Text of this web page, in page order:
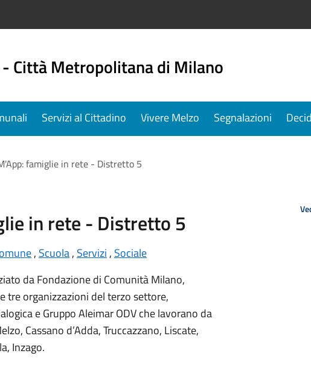
Città Metropolitana di Milano
Servizi al Cittadino Vivere Melzo Segnalazioni
famiglie in rete - Distretto 5
in rete - Distretto 5
, Scuola, Servizi , Sociale
da Fondazione di Comunità Milano,
tre organizzazioni del terzo settore,
e Gruppo Aleimar ODV che lavorano da
Cassano d’Adda, Truccazzano, Liscate,
Inzago.